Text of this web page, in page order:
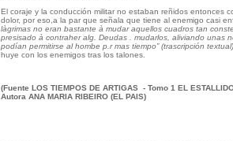
El coraje y la conducción militar no estaban reñidos entonces
dolor, por eso,a la par que señala que tiene al enemigo casi
làgrimas no eran bastante à mudar aquellos cuadros tan
presisado à contraher alg. Deudas . mudarlos, aliviando unas
podían permitirse al hombe p.r mas tiempo” (trascripción textual)
huye con los enemigos tras los talones.
(Fuente LOS TIEMPOS DE ARTIGAS - Tomo 1 EL
Autora ANA MARIA RIBEIRO (EL PAIS)